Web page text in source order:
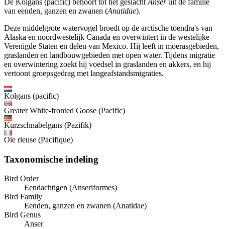
De Kolgans (pacific) behoort tot het geslacht Anseruit de familie
van eenden, ganzen en zwanen (Anatidae).
Deze middelgrote watervogel broedt op de arctische toendra's van
Alaska en noordwestelijk Canada en overwintert in de westelijke
Verenigde Staten en delen van Mexico. Hij leeft in moerasgebieden,
graslanden en landbouwgebieden met open water. Tijdens migratie
en overwintering zoekt hij voedsel in graslanden en akkers, en hij
vertoont groepsgedrag met langeafstandsmigraties.
Kolgans (pacific)
Greater White-fronted Goose (Pacific)
Kurzschnabelgans (Pazifik)
Oie rieuse (Pacifique)
Taxonomische indeling
Bird Order
Eendachtigen (Anseriformes)
Bird Family
Eenden, ganzen en zwanen (Anatidae)
Bird Genus
Anser